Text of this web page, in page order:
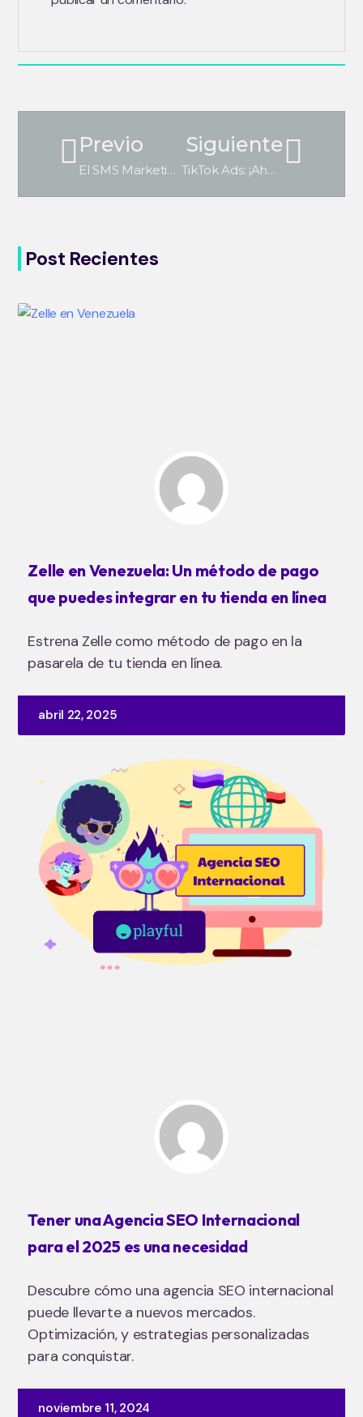
Previo
El SMS Marketing
Siguiente
TikTok Ads: ¡Ahora puedes hacer publicidad en TikTok!
Post Recientes
Zelle en Venezuela: Un método de pago
que puedes integrar en tu tienda en línea
Estrena Zelle como método de pago en la
pasarela de tu tienda en línea.
abril 22, 2025
Tener una Agencia SEO Internacional
para el 2025 es una necesidad
Descubre cómo una agencia SEO internacional
puede llevarte a nuevos mercados.
Optimización, y estrategias personalizadas
para conquistar.
noviembre 11, 2024